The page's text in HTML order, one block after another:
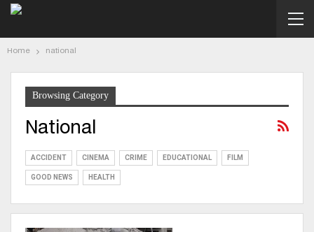
Home national
Browsing Category
National
ACCIDENT CINEMA CRIME EDUCATIONAL FILM
GOOD NEWS HEALTH